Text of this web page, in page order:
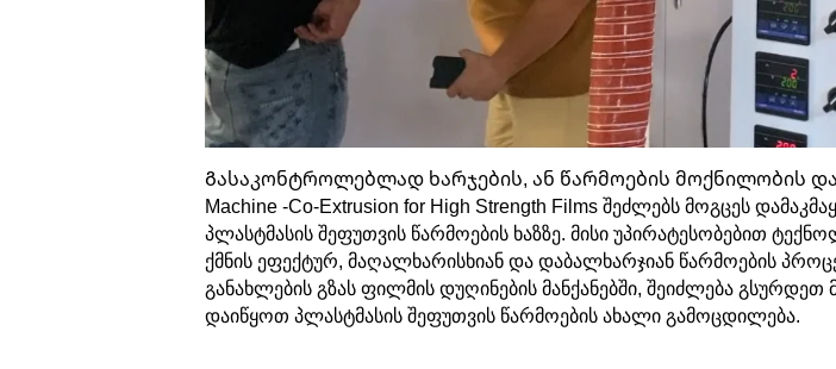
Გასაკონტროლებლად ხარჯების, ან წარმოების მოქნილობის
Machine -Co-Extrusion for High Strength Films შეძლებს მოგცეს
პლასტმასის შეფუთვის წარმოების ხაზზე. მისი უპირატესობებით
ქმნის ეფექტურ, მაღალხარისხიან და დაბალხარჯიან წარმოების
განახლების გზას ფილმის დუღინების მანქანებში, შეიძლება
დაიწყოთ პლასტმასის შეფუთვის წარმოების ახალი გამოცდილება.